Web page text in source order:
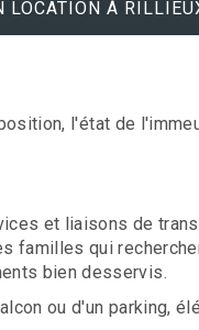
LOCATION À
l'état de
et liaisons de
familles qui
bien desservis.
ou d'un parking,